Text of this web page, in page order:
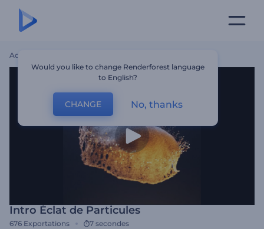
Accueil
Intro Éclat de Particules
676 Exportations 7 secondes
Would you like to change Renderforest language
to English?
CHANGE No, thanks